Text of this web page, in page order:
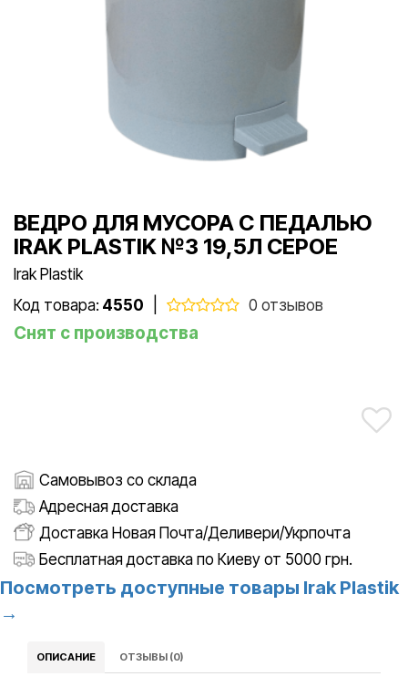
ВЕДРО ДЛЯ МУСОРА С ПЕДАЛЬЮ
IRAK PLASTIK №3 19,5Л СЕРОЕ
Irak Plastik
Код товара: 4550 0 отзывов
Снят с производства
Самовывоз со склада
Адресная доставка
Доставка Новая Почта/Деливери/Укрпочта
Бесплатная доставка по Киеву от 5000 грн.
Посмотреть доступные товары Irak Plastik
→
ОПИСАНИЕ ОТЗЫВЫ (0)